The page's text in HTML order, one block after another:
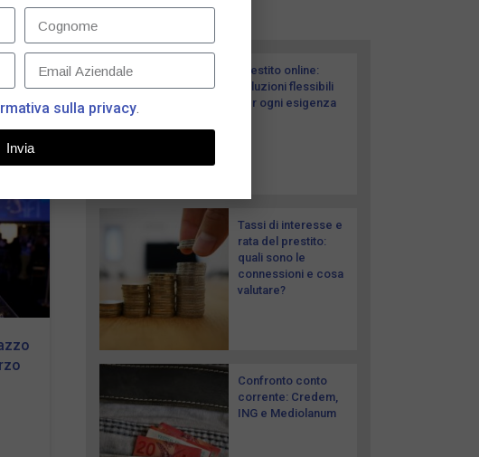
I più recenti
Prestito online:
soluzioni flessibili
per ogni esigenza
Tassi di interesse e
rata del prestito:
quali sono le
connessioni e cosa
valutare?
Confronto conto
corrente: Credem,
ING e Mediolanum
sulla privacy.
Invia